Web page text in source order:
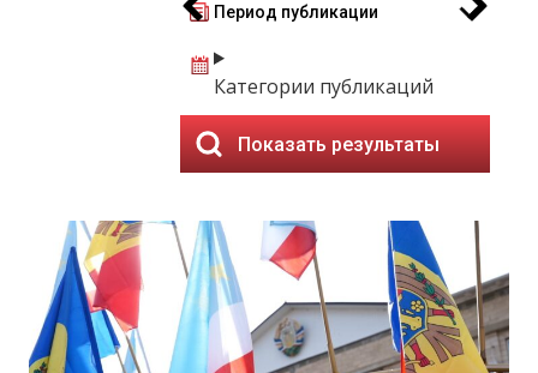
Период публикации
Категории публикаций
Показать результаты